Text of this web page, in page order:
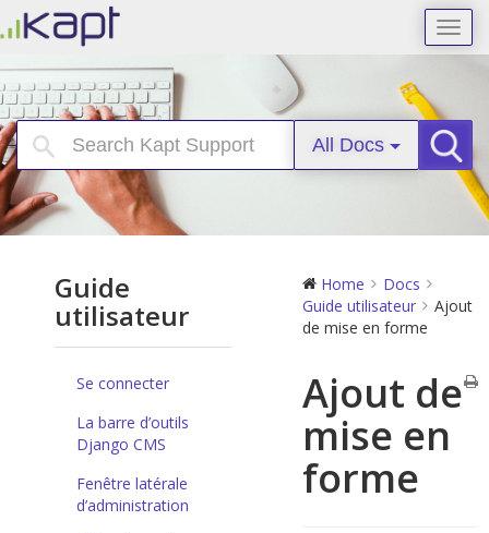
All Docs
Guide
utilisateur
Se connecter
La barre d’outils
Django CMS
Fenêtre latérale
d’administration
Home
Docs
Guide utilisateur
Ajout
de mise en forme
Ajout de
mise en
forme